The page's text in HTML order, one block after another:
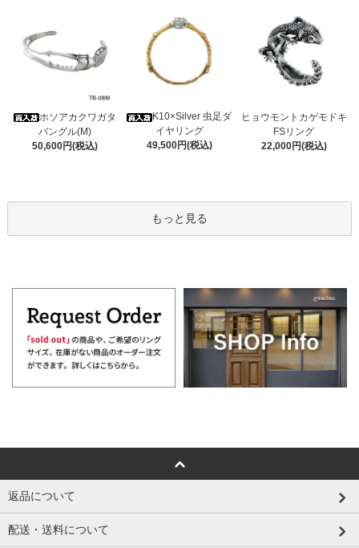
ホソアカクワガタ
バングル(M)
50,600円(税込)
K10×Silver 虫足ダ
イヤリング
49,500円(税込)
ヒョウモントカゲモドキ
FSリング
22,000円(税込)
もっと見る
返品について
配送・送料について